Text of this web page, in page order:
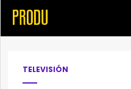
TELEVISIÓN